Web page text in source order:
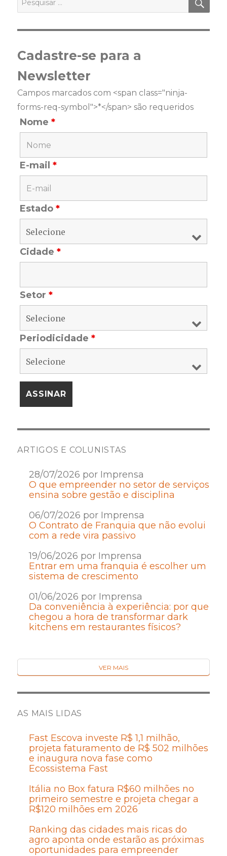
por:
Cadastre-se para a
Newsletter
Campos marcados com <span class="ninja-
forms-req-symbol">*</span> são requeridos
Nome*
E-mail*
Estado*
Cidade*
Setor*
Periodicidade*
ARTIGOS E COLUNISTAS
28/07/2026 por Imprensa
O que empreender no setor de serviços
ensina sobre gestão e disciplina
06/07/2026 por Imprensa
O Contrato de Franquia que não evolui
com a rede vira passivo
19/06/2026 por Imprensa
Entrar em uma franquia é escolher um
sistema de crescimento
01/06/2026 por Imprensa
Da conveniência à experiência: por que
chegou a hora de transformar dark
kitchens em restaurantes físicos?
VER MAIS
AS MAIS LIDAS
Fast Escova investe R$ 1,1 milhão,
projeta faturamento de R$ 502 milhões
e inaugura nova fase como
Ecossistema Fast
Itália no Box fatura R$60 milhões no
primeiro semestre e projeta chegar a
R$120 milhões em 2026
Ranking das cidades mais ricas do
agro aponta onde estarão as próximas
oportunidades para empreender